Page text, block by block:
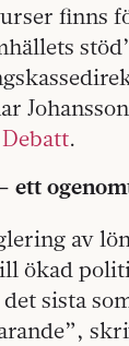
finns
.
ett
av
ökad
sista